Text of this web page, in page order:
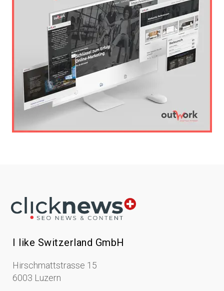
I like Switzerland GmbH
Hirschmattstrasse 15
6003 Luzern